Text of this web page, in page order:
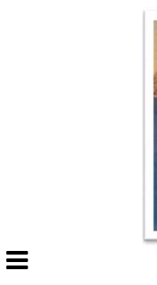
Veksle
navigasjon